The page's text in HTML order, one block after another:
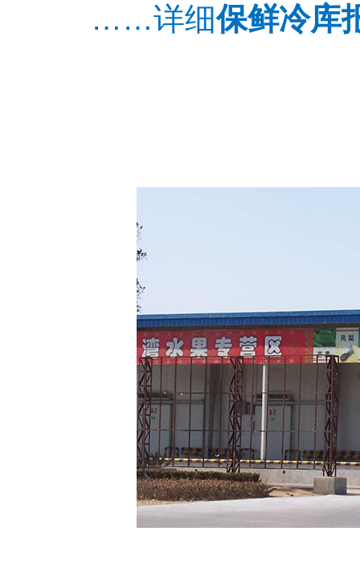
……详细保鲜冷库